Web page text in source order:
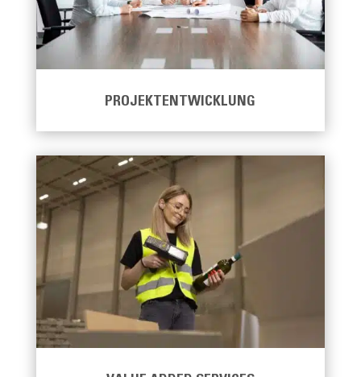
PROJEKTENTWICKLUNG